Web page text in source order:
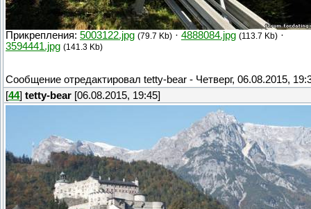
Прикрепления: 5003122.jpg (79.7 Kb) · 4888084.jpg (113.7 Kb) ·
3594441.jpg (141.3 Kb)
Сообщение отредактировал tetty-bear - Четверг, 06.08.2015,
[44] tetty-bear [06.08.2015, 19:45]